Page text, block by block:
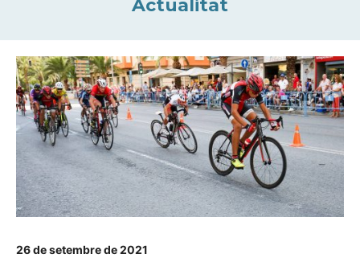
Actualitat
26 de setembre de 2021